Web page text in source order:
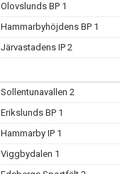
Olovslunds BP 1
Hammarbyhöjdens BP 1
Järvastadens IP 2
Sollentunavallen 2
Erikslunds BP 1
Hammarby IP 1
Viggbydalen 1